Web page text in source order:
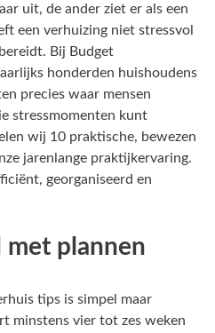
uit, de ander ziet er als een
een verhuizing niet stressvol
Bij Budget
honderden huishoudens
precies waar mensen
stressmomenten kunt
wij 10 praktische, bewezen
jarenlange praktijkervaring.
georganiseerd en
met plannen
tips is simpel maar
minstens vier tot zes weken